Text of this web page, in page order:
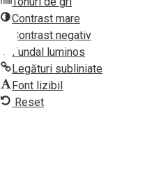
Contrast mare
Contrast negativ
Fundal luminos
Legături subliniate
Font lizibil
Reset